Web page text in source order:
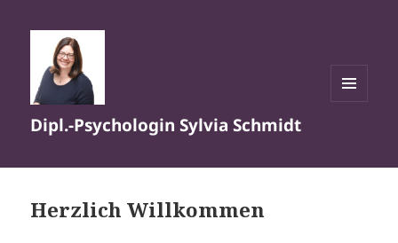
Dipl.-Psychologin Sylvia Schmidt
Herzlich Willkommen